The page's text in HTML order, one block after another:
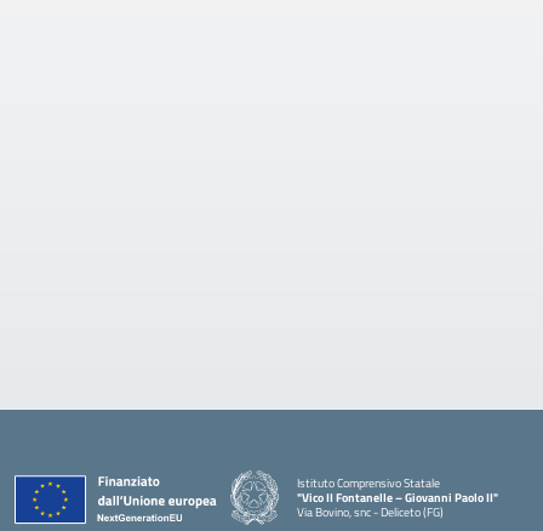
Istituto Comprensivo Statale
"Vico II Fontanelle – Giovanni Paolo II"
Via Bovino, snc - Deliceto (FG)